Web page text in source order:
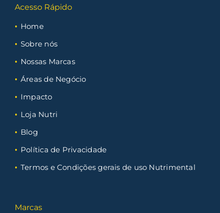
Acesso Rápido
Home
Sobre nós
Nossas Marcas
Áreas de Negócio
Impacto
Loja Nutri
Blog
Política de Privacidade
Termos e Condições gerais de uso Nutrimental
Marcas